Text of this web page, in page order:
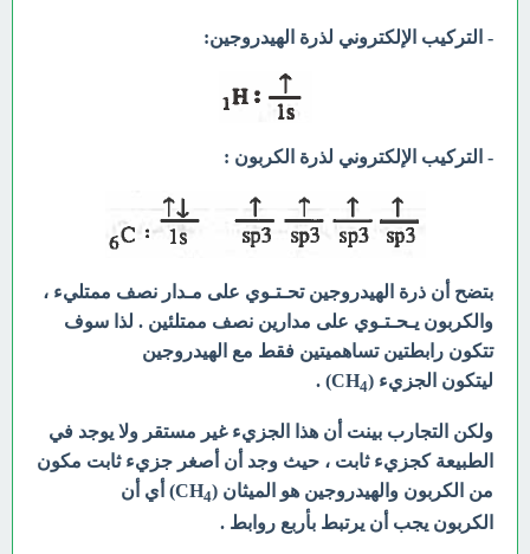
- التركيب الإلكتروني لذرة الهيدروجين:
- التركيب الإلكتروني لذرة الكربون :
بتضح أن ذرة الهيدروجين تحـتـوي على مـدار نصف ممتليء ،
والكربون يـحـتـوي على مدارين نصف ممتلئين . لذا سوف
تتكون رابطتين تساهميتين فقط مع الهيدروجين
ليتكون الجزيء (CH4
) .
ولكن التجارب بينت أن هذا الجزيء غير مستقر ولا يوجد في
الطبيعة كجزيء ثابت ، حيث وجد أن أصغر جزيء ثابت مكون
من الكربون والهيدروجين هو الميثان (CH4
) أي أن
الكربون يجب أن يرتبط بأربع روابط .